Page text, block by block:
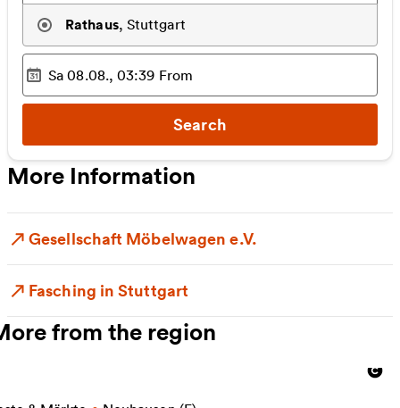
Rathaus, Stuttgart
Selected time :
Sa 08.08., 03:39 From
Search
More Information
Gesellschaft Möbelwagen e.V.
Fasching in Stuttgart
from the region